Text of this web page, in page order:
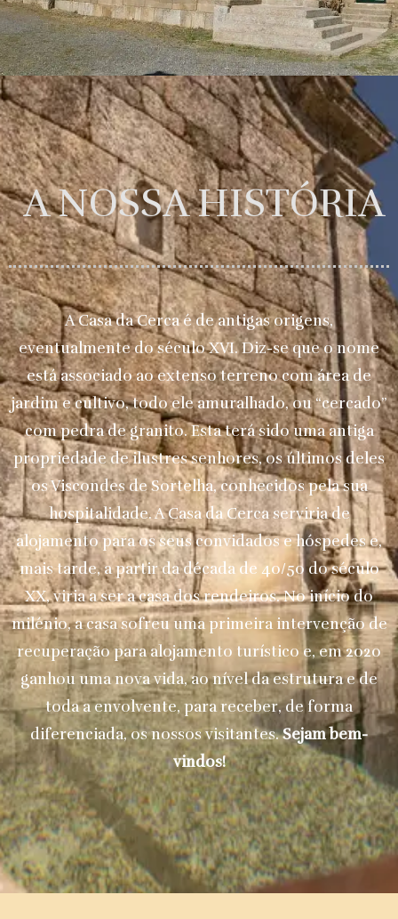
A NOSSA HISTÓRIA
A Casa da Cerca é de antigas origens,
eventualmente do século XVI. Diz-se que o nome
está associado ao extenso terreno com área de
jardim e cultivo, todo ele amuralhado, ou “cercado”
com pedra de granito. Esta terá sido uma antiga
propriedade de ilustres senhores, os últimos deles
os Viscondes de Sortelha, conhecidos pela sua
hospitalidade. A Casa da Cerca serviria de
alojamento para os seus convidados e hóspedes e,
mais tarde, a partir da década de 40/50 do século
XX, viria a ser a casa dos rendeiros. No início do
milénio, a casa sofreu uma primeira intervenção de
recuperação para alojamento turístico e, em 2020
ganhou uma nova vida, ao nível da estrutura e de
toda a envolvente, para receber, de forma
diferenciada, os nossos visitantes.Sejam bem-
vindos!